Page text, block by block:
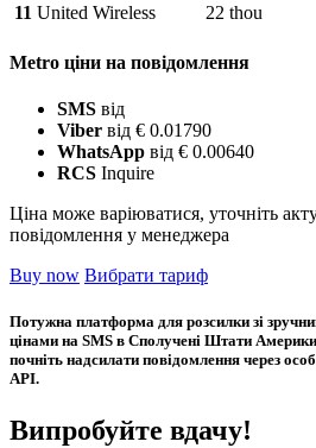
11 United Wireless 22 thou
Metro ціни на повідомлення
SMS від
Viber від € 0.01790
WhatsApp від € 0.00640
RCS Inquire
Ціна може варіюватися, уточніть
повідомлення у менеджера
Buy now Вибрати тариф
Потужна платформа для розсилки зі
цінами на SMS в Сполучені Штати Америки.
почніть надсилати повідомлення через
API.
Випробуйте вдачу!